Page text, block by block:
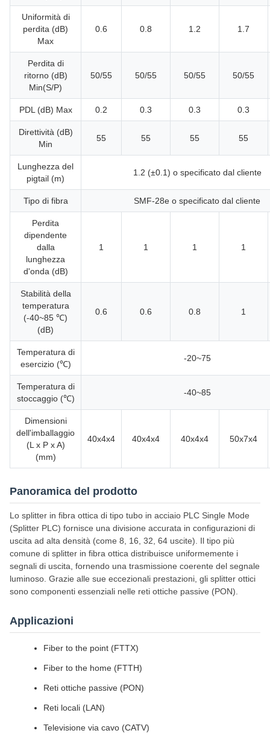
Uniformità di
perdita (dB)
Max
0.6 0.8 1.2 1.7
Perdita di
ritorno (dB)
Min(S/P)
50/55 50/55 50/55 50/55
PDL (dB) Max 0.2 0.3 0.3 0.3
Direttività (dB)
Min
55 55 55 55
Lunghezza del
pigtail (m)
1.2 (±0.1) o specificato dal cliente
Tipo di fibra SMF-28e o specificato dal cliente
Perdita
dipendente
dalla
lunghezza
d'onda (dB)
1 1 1 1
Stabilità della
temperatura
(-40~85 ℃)
(dB)
0.6 0.6 0.8 1
Temperatura di
esercizio (℃)
-20~75
Temperatura di
stoccaggio (℃)
-40~85
Dimensioni
dell'imballaggio
(L x P x A)
(mm)
40x4x4 40x4x4 40x4x4 50x7x4
Panoramica del prodotto
Lo splitter in fibra ottica di tipo tubo in acciaio PLC Single Mode
(Splitter PLC) fornisce una divisione accurata in configurazioni di
uscita ad alta densità (come 8, 16, 32, 64 uscite). Il tipo più
comune di splitter in fibra ottica distribuisce uniformemente i
segnali di uscita, fornendo una trasmissione coerente del segnale
luminoso. Grazie alle sue eccezionali prestazioni, gli splitter ottici
sono componenti essenziali nelle reti ottiche passive (PON).
Applicazioni
Fiber to the point (FTTX)
Fiber to the home (FTTH)
Reti ottiche passive (PON)
Reti locali (LAN)
Televisione via cavo (CATV)